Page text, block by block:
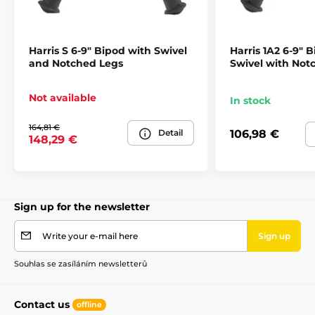
Harris S 6-9" Bipod with Swivel
and Notched Legs
Not available
164,81 €
148,29 €
Detail
Harris 1A2 6-9"
Swivel with
In stock
106,98 €
Sign up for the newsletter
Write your e-mail here Sign up
Souhlas se zasíláním newsletterů
Contact us offline